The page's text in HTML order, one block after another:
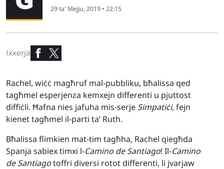
29 ta' Mejju, 2019 • 22:15
Ixxerja
Rachel, wiċċ magħruf mal-pubbliku, bħalissa qed
tagħmel esperjenza kemxejn differenti u pjuttost
diffiċli. Ħafna nies jafuha mis-serje Simpatiċi,fejn
kienet tagħmel il-parti ta’ Ruth.
Bħalissa flimkien mat-tim tagħha, Rachel qiegħda
Spanja sabiex timxi l-Camino de Santiago! Il-Camino
de Santiagotoffri diversi rotot differenti, li jvarjaw